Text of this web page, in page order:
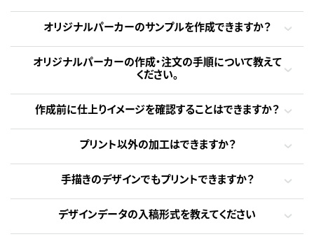
オリジナルパーカーのサンプルを作成できますか？
オリジナルパーカーの作成・注文の手順について教えて
ください。
作成前に仕上りイメージを確認することはできますか？
プリント以外の加工はできますか？
手描きのデザインでもプリントできますか？
デザインデータの入稿形式を教えてください